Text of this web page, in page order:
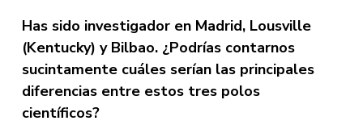
Has sido investigador en Madrid, Lousville
(Kentucky) y Bilbao. ¿Podrías contarnos
sucintamente cuáles serían las principales
diferencias entre estos tres polos
científicos?